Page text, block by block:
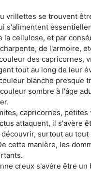
vrillettes se trouvent
s'alimentent
la cellulose, et par
de l'armoire,
des capricornes,
tout au long de leur
blanche presque
sombre à l'âge
capricornes,
attaquent, il s'avère
surtout au tout
cette manière, les
creux s'avère être un